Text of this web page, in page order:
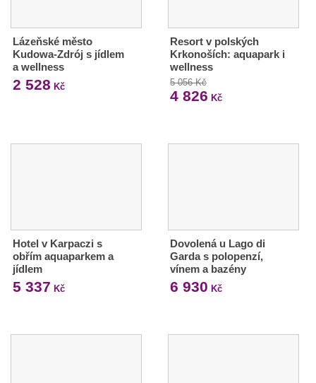
Lázeňské město
Kudowa-Zdrój s jídlem
a wellness
2 528 Kč
Resort v polských
Krkonoších: aquapark i
wellness
5 056 Kč
4 826 Kč
Hotel v Karpaczi s
obřím aquaparkem a
jídlem
5 337 Kč
Dovolená u Lago di
Garda s polopenzí,
vínem a bazény
6 930 Kč